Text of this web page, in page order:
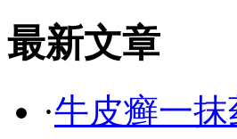
最新文章
·牛皮癣一